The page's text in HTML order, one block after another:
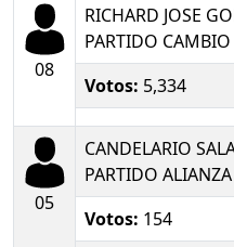
08
RICHARD JOSE
PARTIDO
Votos: 5,334
05
CANDELARIO
PARTIDO
Votos: 154